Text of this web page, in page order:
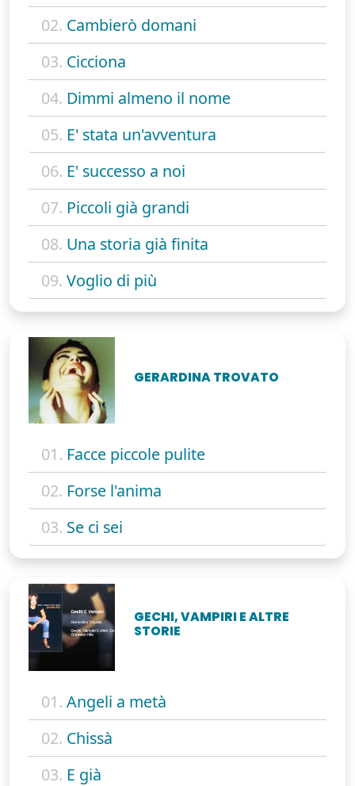
02. Cambierò domani
03. Cicciona
04. Dimmi almeno il nome
05. E' stata un'avventura
06. E' successo a noi
07. Piccoli già grandi
08. Una storia già finita
09. Voglio di più
GERARDINA TROVATO
01. Facce piccole pulite
02. Forse l'anima
03. Se ci sei
GECHI, VAMPIRI E ALTRE
STORIE
01. Angeli a metà
02. Chissà
03. E già